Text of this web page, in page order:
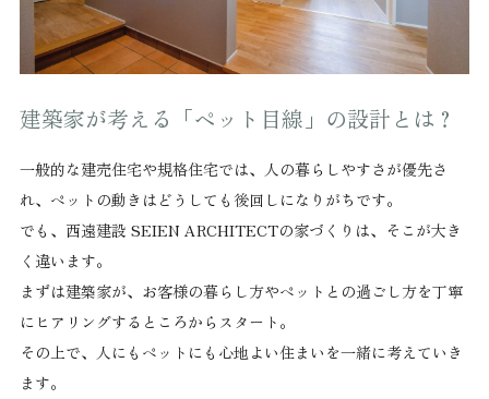
建築家が考える「ペット目線」の設計とは？
一般的な建売住宅や規格住宅では、人の暮らしやすさが優先さ
れ、ペットの動きはどうしても後回しになりがちです。
でも、西遠建設 SEIEN ARCHITECTの家づくりは、そこが大き
く違います。
まずは建築家が、お客様の暮らし方やペットとの過ごし方を丁寧
にヒアリングするところからスタート。
その上で、人にもペットにも心地よい住まいを一緒に考えていき
ます。